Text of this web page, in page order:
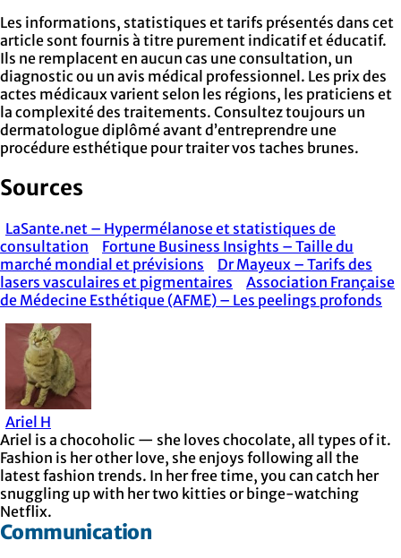
Les informations, statistiques et tarifs présentés dans cet
article sont fournis à titre purement indicatif et éducatif.
Ils ne remplacent en aucun cas une consultation, un
diagnostic ou un avis médical professionnel. Les prix des
actes médicaux varient selon les régions, les praticiens et
la complexité des traitements. Consultez toujours un
dermatologue diplômé avant d’entreprendre une
procédure esthétique pour traiter vos taches brunes.
Sources
LaSante.net – Hypermélanose et statistiques de
consultation
Fortune Business Insights – Taille du
marché mondial et prévisions
Dr Mayeux – Tarifs des
lasers vasculaires et pigmentaires
Association Française
de Médecine Esthétique (AFME) – Les peelings profonds
Ariel H
Ariel is a chocoholic — she loves chocolate, all types of it.
Fashion is her other love, she enjoys following all the
latest fashion trends. In her free time, you can catch her
snuggling up with her two kitties or binge-watching
Netflix.
Communication